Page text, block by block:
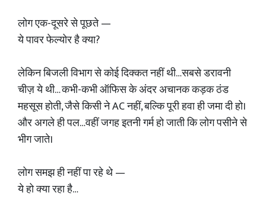
लोग एक-दूसरे से पूछते —
ये पावर फेल्योर है क्या?
लेकिन बिजली विभाग से कोई दिक्कत नहीं थी…सबसे डरावनी
चीज़ ये थी… कभी-कभी ऑफिस के अंदर अचानक कड़क ठंड
महसूस होती, जैसे किसी ने AC नहीं, बल्कि पूरी हवा ही जमा दी हो।
और अगले ही पल…वहीं जगह इतनी गर्म हो जाती कि लोग पसीने से
भीग जाते।
लोग समझ ही नहीं पा रहे थे —
ये हो क्या रहा है…